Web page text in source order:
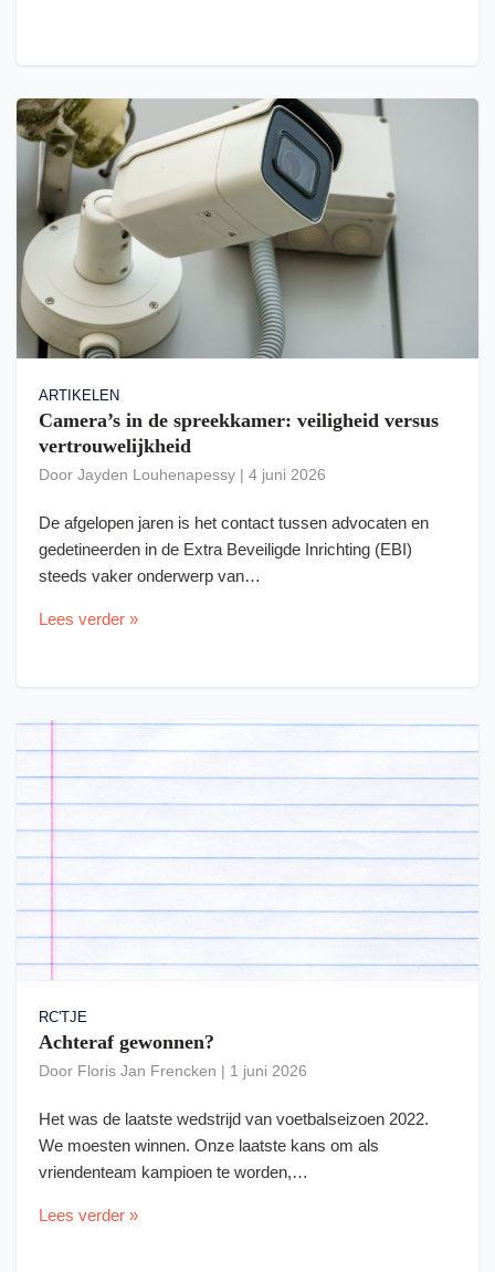
ARTIKELEN
Camera’s in de spreekkamer: veiligheid versus
vertrouwelijkheid
Door Jayden Louhenapessy | 4 juni 2026
De afgelopen jaren is het contact tussen advocaten en
gedetineerden in de Extra Beveiligde Inrichting (EBI)
steeds vaker onderwerp van…
Lees verder »
RC'TJE
Achteraf gewonnen?
Door Floris Jan Frencken | 1 juni 2026
Het was de laatste wedstrijd van voetbalseizoen 2022.
We moesten winnen. Onze laatste kans om als
vriendenteam kampioen te worden,…
Lees verder »